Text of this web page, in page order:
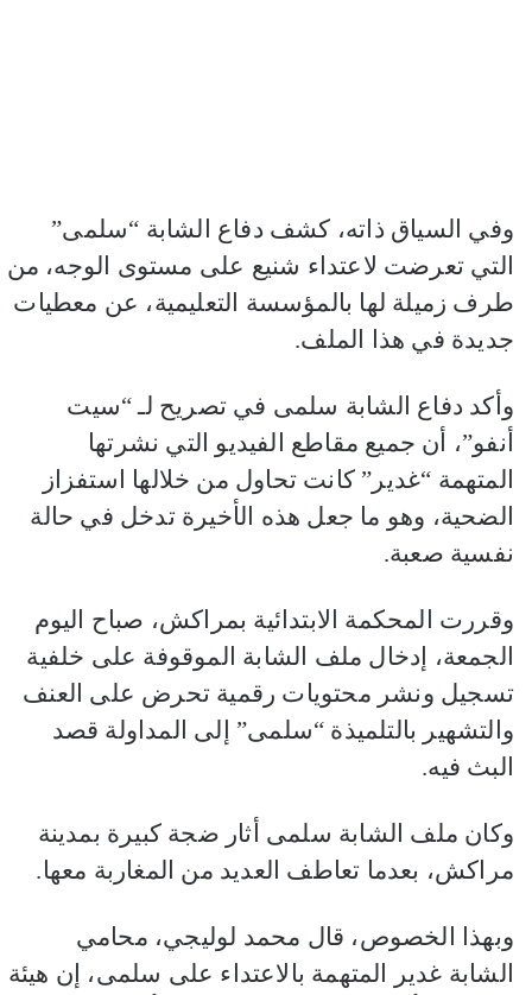
وفي السياق ذاته، كشف دفاع الشابة “سلمى”
التي تعرضت لاعتداء شنيع على مستوى الوجه، من
طرف زميلة لها بالمؤسسة التعليمية، عن معطيات
جديدة في هذا الملف.
وأكد دفاع الشابة سلمى في تصريح لـ “سيت
أنفو”، أن جميع مقاطع الفيديو التي نشرتها
المتهمة “غدير” كانت تحاول من خلالها استفزاز
الضحية، وهو ما جعل هذه الأخيرة تدخل في حالة
نفسية صعبة.
وقررت المحكمة الابتدائية بمراكش، صباح اليوم
الجمعة، إدخال ملف الشابة الموقوفة على خلفية
تسجيل ونشر محتويات رقمية تحرض على العنف
والتشهير بالتلميذة “سلمى” إلى المداولة قصد
البث فيه.
وكان ملف الشابة سلمى أثار ضجة كبيرة بمدينة
مراكش، بعدما تعاطف العديد من المغاربة معها.
وبهذا الخصوص، قال محمد لوليجي، محامي
الشابة غدير المتهمة بالاعتداء على سلمى، إن هيئة